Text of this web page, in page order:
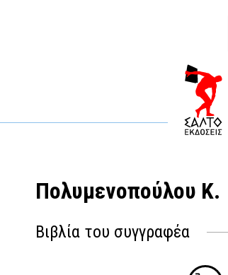
Πολυμενοπούλου Κ.
Βιβλία του συγγραφέα